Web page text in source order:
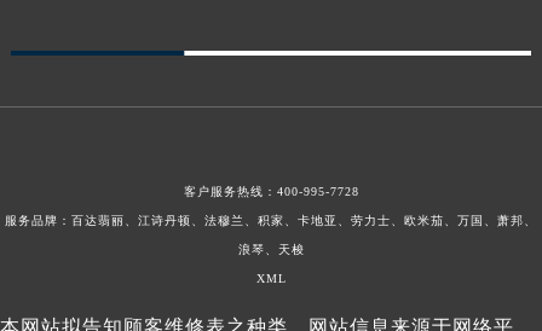
客户服务热线： 400-995-7728
服务品牌：百达翡丽、江诗丹顿、法穆兰、积家、卡地亚、劳力士、欧米茄、万国、萧邦、
浪琴、天梭
XML
本网站拟告知顾客维修表之种类，网站信息来源于网络平